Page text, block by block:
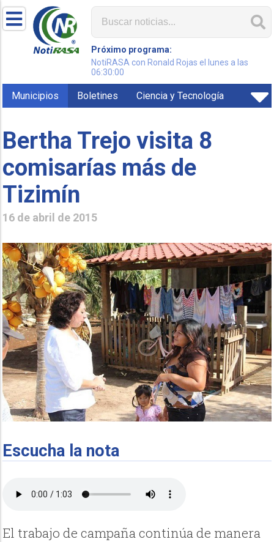
Próximo programa:
NotiRASA con Ronald Rojas el lunes a las
06:30:00
Municipios Boletines Ciencia y Tecnología
Bertha Trejo visita 8
comisarías más de
Tizimín
16 de abril de 2015
Escucha la nota
El trabajo de campaña continúa de manera